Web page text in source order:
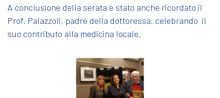
A conclusione della serata è stato anche ricordato il
Prof. Palazzoli, padre della dottoressa, celebrando il
suo contributo alla medicina locale.